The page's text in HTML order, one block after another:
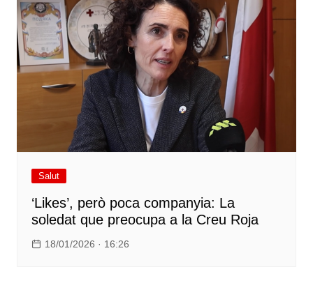
Salut
‘Likes’, però poca companyia: La
soledat que preocupa a la Creu Roja
18/01/2026 · 16:26